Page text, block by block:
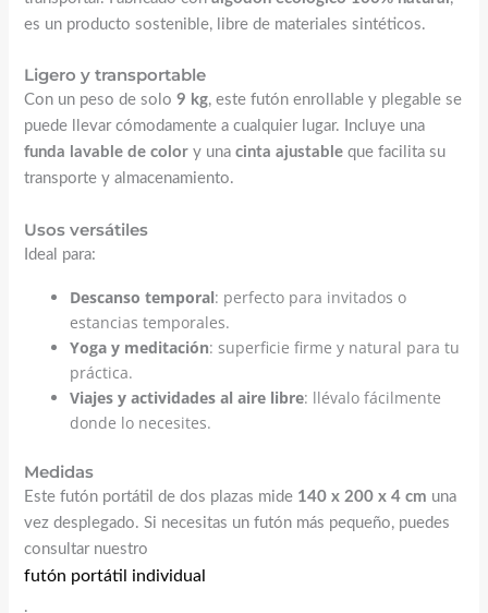
es un producto sostenible, libre de materiales sintéticos.
Ligero y transportable
Con un peso de solo 9 kg, este futón enrollable y plegable se
puede llevar cómodamente a cualquier lugar. Incluye una
funda lavable de colory una cinta ajustableque facilita su
transporte y almacenamiento.
Usos versátiles
Ideal para:
Descanso temporal: perfecto para invitados o
estancias temporales.
Yoga y meditación: superficie firme y natural para tu
práctica.
Viajes y actividades al aire libre: llévalo fácilmente
donde lo necesites.
Medidas
Este futón portátil de dos plazas mide 140 x 200 x 4 cm una
vez desplegado. Si necesitas un futón más pequeño, puedes
consultar nuestro
futón portátil individual
.